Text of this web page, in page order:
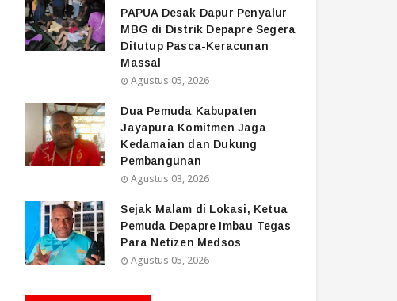
PAPUA Desak Dapur Penyalur
MBG di Distrik Depapre Segera
Ditutup Pasca-Keracunan
Massal
Agustus 05, 2026
Dua Pemuda Kabupaten
Jayapura Komitmen Jaga
Kedamaian dan Dukung
Pembangunan
Agustus 03, 2026
Sejak Malam di Lokasi, Ketua
Pemuda Depapre Imbau Tegas
Para Netizen Medsos
Agustus 05, 2026